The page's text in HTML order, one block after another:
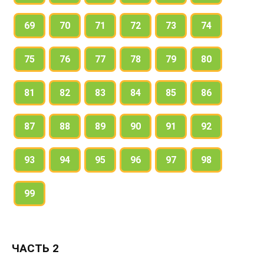
436. Сравни площади фигур на рисунках. Узнай, на
сколько квадратных миллиметров площадь одной
фигуры больше площади другой.
69 70 71 72 73 74
75 76 77 78 79 80
81 82 83 84 85 86
87 88 89 90 91 92
93 94 95 96 97 98
99
ЧАСТЬ 2